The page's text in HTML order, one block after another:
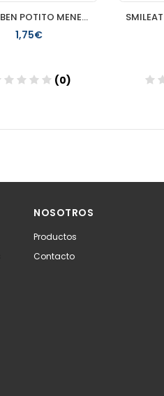
NUTRIBEN POTITO MENESTRA DE CORDERO 235GR
1,75€
(0)
NOSOTROS
Productos
Contacto